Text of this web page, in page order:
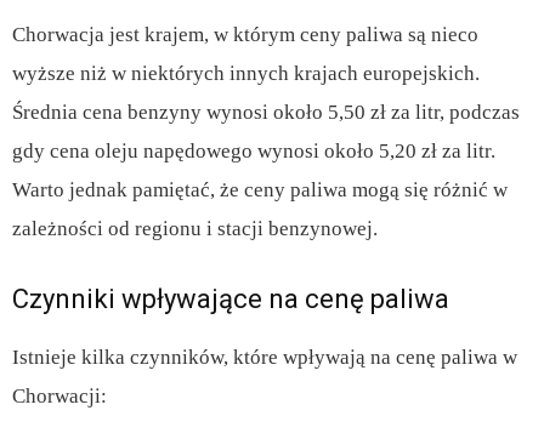
Chorwacja jest krajem, w którym ceny paliwa są nieco
wyższe niż w niektórych innych krajach europejskich.
Średnia cena benzyny wynosi około 5,50 zł za litr, podczas
gdy cena oleju napędowego wynosi około 5,20 zł za litr.
Warto jednak pamiętać, że ceny paliwa mogą się różnić w
zależności od regionu i stacji benzynowej.
Czynniki wpływające na cenę paliwa
Istnieje kilka czynników, które wpływają na cenę paliwa w
Chorwacji: